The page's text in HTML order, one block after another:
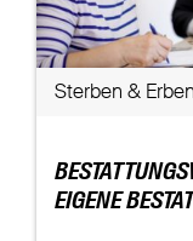
Sterben & Erben
EIGENE